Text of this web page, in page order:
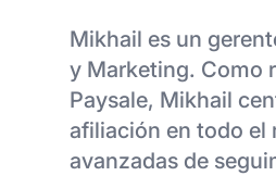
Mikhail es un
y Marketing. Como
Paysale, Mikhail
afiliación en todo el
avanzadas de